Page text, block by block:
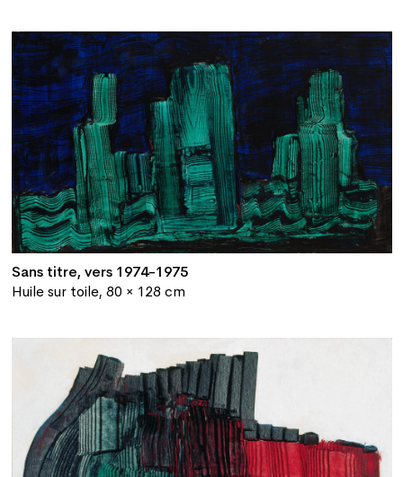
Sans titre, vers 1974-1975
Huile sur toile, 80 × 128 cm